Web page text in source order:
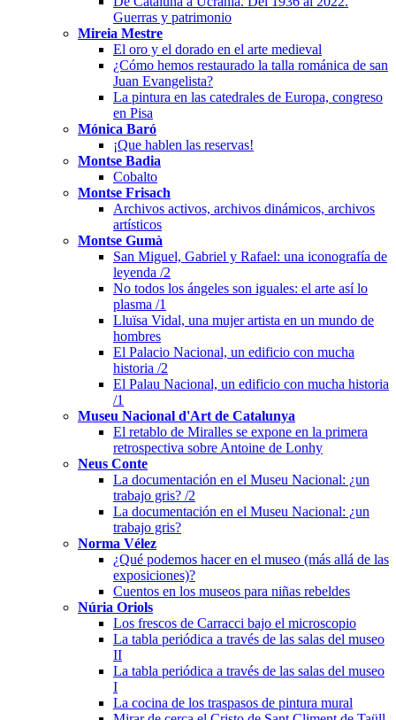
Guerras y patrimonio
Mireia Mestre
El oro y el dorado en el arte medieval
¿Cómo hemos restaurado la talla románica de san
Juan Evangelista?
La pintura en las catedrales de Europa, congreso
en Pisa
Mónica Baró
¡Que hablen las reservas!
Montse Badia
Cobalto
Montse Frisach
Archivos activos, archivos dinámicos, archivos
artísticos
Montse Gumà
San Miguel, Gabriel y Rafael: una iconografía de
leyenda /2
No todos los ángeles son iguales: el arte así lo
plasma /1
Lluïsa Vidal, una mujer artista en un mundo de
hombres
El Palacio Nacional, un edificio con mucha
historia /2
El Palau Nacional, un edificio con mucha historia
/1
Museu Nacional d'Art de Catalunya
El retablo de Miralles se expone en la primera
retrospectiva sobre Antoine de Lonhy
Neus Conte
La documentación en el Museu Nacional: ¿un
trabajo gris? /2
La documentación en el Museu Nacional: ¿un
trabajo gris?
Norma Vélez
¿Qué podemos hacer en el museo (más allá de las
exposiciones)?
Cuentos en los museos para niñas rebeldes
Núria Oriols
Los frescos de Carracci bajo el microscopio
La tabla periódica a través de las salas del museo
II
La tabla periódica a través de las salas del museo
I
La cocina de los traspasos de pintura mural